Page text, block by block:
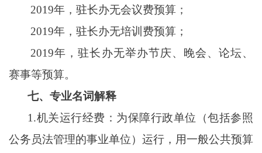
2019年，驻长办无会议费预算；
2019年，驻长办无培训费预算；
2019年，驻长办无举办节庆、晚会、论坛、
赛事等预算。
七、专业名词解释
1.机关运行经费：为保障行政单位（包括参照
公务员法管理的事业单位）运行，用一般公共预算